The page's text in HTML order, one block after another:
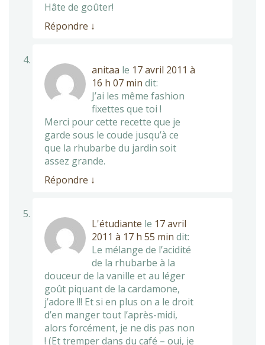
Hâte de goûter!
Répondre ↓
anitaa le 17 avril 2011 à
16 h 07 min dit:
J’ai les même fashion
fixettes que toi !
Merci pour cette recette que je
garde sous le coude jusqu’à ce
que la rhubarbe du jardin soit
assez grande.
Répondre ↓
L'étudiante le 17 avril
2011 à 17 h 55 min dit:
Le mélange de l’acidité
de la rhubarbe à la
douceur de la vanille et au léger
goût piquant de la cardamone,
j’adore !!! Et si en plus on a le droit
d’en manger tout l’après-midi,
alors forcément, je ne dis pas non
! (Et tremper dans du café – oui, je